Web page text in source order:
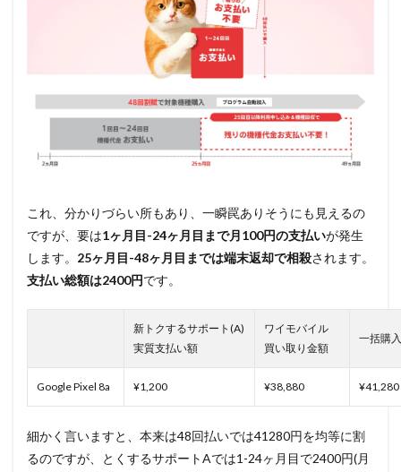
これ、分かりづらい所もあり、一瞬罠ありそうにも見えるの
ですが、要は1ヶ月目-24ヶ月目まで月100円の支払いが発生
します。 25ヶ月目-48ヶ月目までは端末返却で相殺されます。
支払い総額は2400円です。
新トクするサポート(A)
実質支払い額
ワイモバイル
買い取り金額
一括購
Google Pixel 8a ¥1,200 ¥38,880 ¥41,280
細かく言いますと、本来は48回払いでは41280円を均等に割
るのですが、とくするサポートAでは1-24ヶ月目で2400円(月